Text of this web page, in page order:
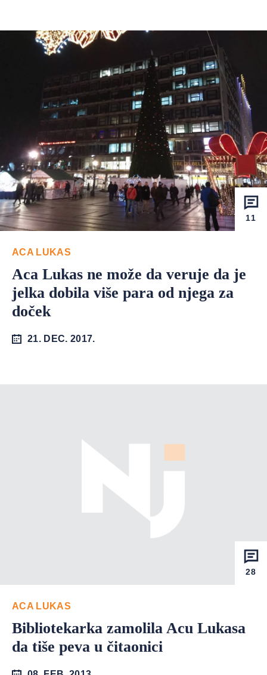
11
ACA LUKAS
Aca Lukas ne može da veruje da je
jelka dobila više para od njega za
doček
21. DEC. 2017.
28
ACA LUKAS
Bibliotekarka zamolila Acu Lukasa
da tiše peva u čitaonici